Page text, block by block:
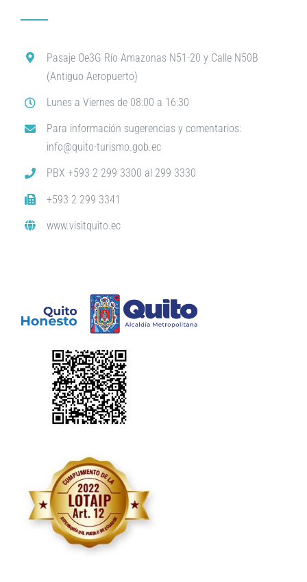
Pasaje Oe3G Río Amazonas N51-20 y Calle N50B
(Antiguo Aeropuerto)
Lunes a Viernes de 08:00 a 16:30
Para información sugerencias y comentarios:
info@quito-turismo.gob.ec
PBX +593 2 299 3300 al 299 3330
+593 2 299 3341
www.visitquito.ec